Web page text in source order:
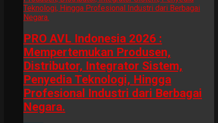
PRO AVL Indonesia 2026 :
Mempertemukan Produsen,
Distributor, Integrator Sistem,
Penyedia Teknologi, Hingga
Profesional Industri dari Berbagai
Negara.